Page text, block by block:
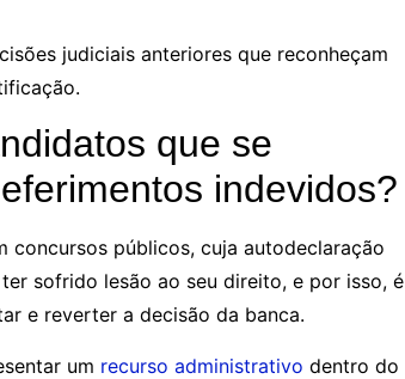
judiciais anteriores que reconheçam
que se
indevidos?
concursos públicos, cuja autodeclaração
sofrido lesão ao seu direito, e por isso, é
e reverter a decisão da banca.
um recurso administrativo dentro do